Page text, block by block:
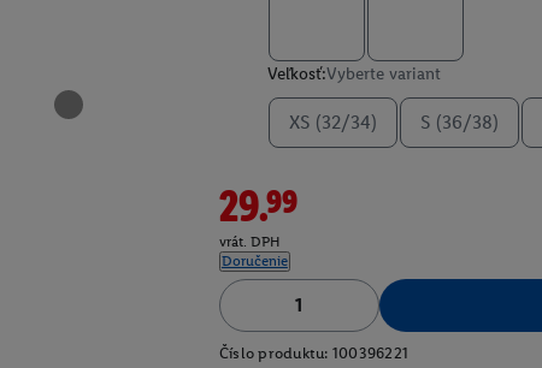
Veľkosť:Vyberte variant
XS (32/34) S (36/38)
29.99
vrát. DPH
Doručenie
Číslo produktu: 100396221